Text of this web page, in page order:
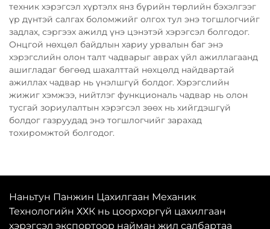
техник хэрэгсэл хүртэлх янз бүрийн төрлийн бэхэлгээг
үр дүнтэй салгах боломжийг олгох тул энэ тогшлогчийг
задлах, сэргээх ажилд үнэ цэнэтэй хэрэгсэл болгодог.
Онцгой нөхцөл байдлын хариу урвалын баг энэ
хэрэгслийн олон талт чадварыг аврах үйл ажиллагаанд
ашигладаг бөгөөд шахалттай нөхцөлд найдвартай
ажиллах чадвар нь үнэлшгүй болдог. Хэрэгслийн
жижиг хэмжээ, нийтлэг функциональ чадвар нь олон
тусгай зориулалтын хэрэгсэл зөөх нь хийгдэшгүй
болдог газруудад энэ тогшлогчийг зарахад
тохиромжтой болгодог.
Наньтун Панжин Цахилгаан Механик
Технологийн ХХК нь цоорхоргүй цахилгаан
хэрэгсэл экспортоор найман жил салбартаа